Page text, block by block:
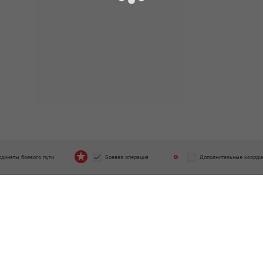
боевого пути Боевая операция Дополнительные